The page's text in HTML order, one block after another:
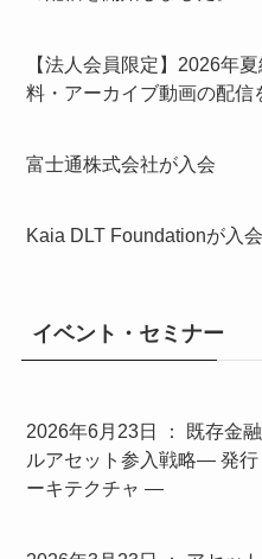
【法人会員限定】2026年
料・アーカイブ動画の配信
富士通株式会社が入会
Kaia DLT Foundationが入会
イベント・セミナー
2026年6月23日 ： 既存金
ルアセット参入戦略― 発
ーキテクチャ ―